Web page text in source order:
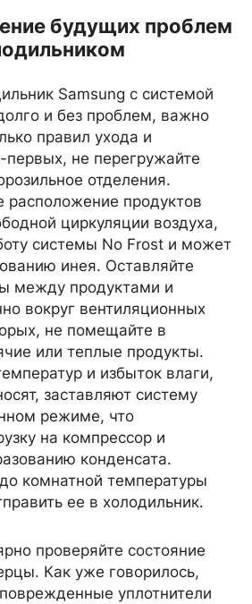
будущих проблем
Samsung с системой
и без проблем, важно
правил ухода и
первых, не перегружайте
отделения.
расположение продуктов
циркуляции воздуха,
системы No Frost и может
инея. Оставляйте
между продуктами и
вокруг вентиляционных
не помещайте в
или теплые продукты.
и избыток влаги,
заставляют систему
режиме, что
на компрессор и
конденсата.
комнатной температуры
ее в холодильник.
проверяйте состояние
Как уже говорилось,
уплотнители